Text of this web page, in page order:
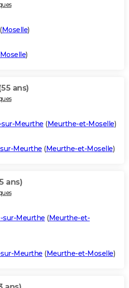
(Moselle)
Moselle)
ans)
Meurthe (Meurthe-et-Moselle)
Meurthe (Meurthe-et-Moselle)
ans)
sur-Meurthe (Meurthe-et-
Meurthe (Meurthe-et-Moselle)